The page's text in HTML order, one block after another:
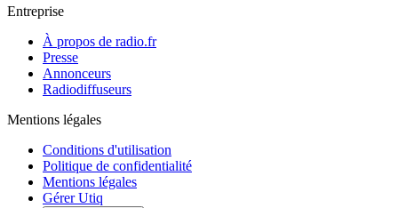
Entreprise
À propos de radio.fr
Presse
Annonceurs
Radiodiffuseurs
Mentions légales
Conditions d'utilisation
Politique de confidentialité
Mentions légales
Gérer Utiq